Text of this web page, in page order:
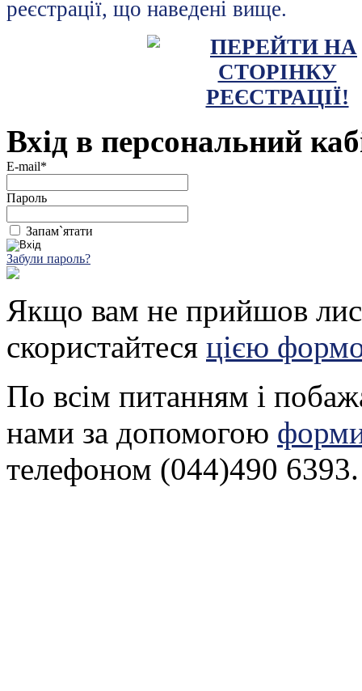
реєстрації, що наведені вище.
Вхід в персональний
E-mail*
Пароль
Запам`ятати
Забули пароль?
Якщо вам не прийшов
скористайтеся цією
По всім питанням і
нами за допомогою
телефоном (044)490 6393.